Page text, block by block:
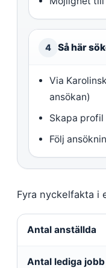
4 Så här
Via
ansökan)
Skapa profil
Följ
Fyra nyckelfakta i
Antal anställda
Antal lediga